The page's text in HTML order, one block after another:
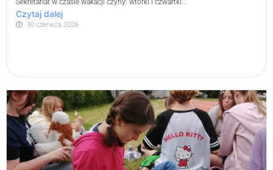
Sekretariat w czasie wakacji czyny: wtorki i czwartki...
Czytaj dalej
30 czerwca, 2026